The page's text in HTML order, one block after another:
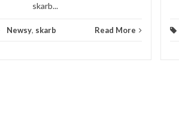
skarb...
Newsy, skarb Read More